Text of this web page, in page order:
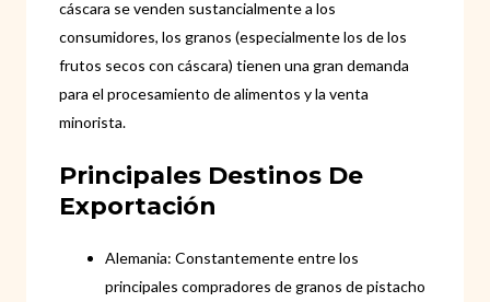
cáscara se venden sustancialmente a los
consumidores, los granos (especialmente los de los
frutos secos con cáscara) tienen una gran demanda
para el procesamiento de alimentos y la venta
minorista.
Principales Destinos De
Exportación
Alemania: Constantemente entre los
principales compradores de granos de pistacho